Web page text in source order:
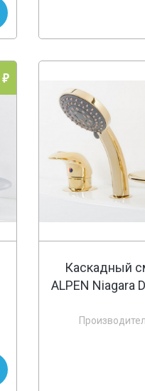
Каскадный
ALPEN Niagara